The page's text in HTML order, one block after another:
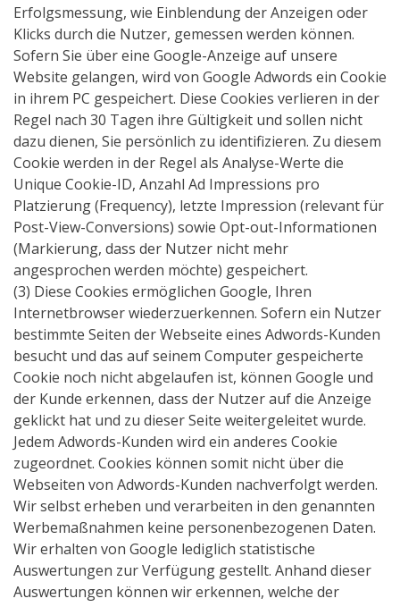
Erfolgsmessung, wie Einblendung der Anzeigen oder
Klicks durch die Nutzer, gemessen werden können.
Sofern Sie über eine Google-Anzeige auf unsere
Website gelangen, wird von Google Adwords ein Cookie
in ihrem PC gespeichert. Diese Cookies verlieren in der
Regel nach 30 Tagen ihre Gültigkeit und sollen nicht
dazu dienen, Sie persönlich zu identifizieren. Zu diesem
Cookie werden in der Regel als Analyse-Werte die
Unique Cookie-ID, Anzahl Ad Impressions pro
Platzierung (Frequency), letzte Impression (relevant für
Post-View-Conversions) sowie Opt-out-Informationen
(Markierung, dass der Nutzer nicht mehr
angesprochen werden möchte) gespeichert.
(3) Diese Cookies ermöglichen Google, Ihren
Internetbrowser wiederzuerkennen. Sofern ein Nutzer
bestimmte Seiten der Webseite eines Adwords-Kunden
besucht und das auf seinem Computer gespeicherte
Cookie noch nicht abgelaufen ist, können Google und
der Kunde erkennen, dass der Nutzer auf die Anzeige
geklickt hat und zu dieser Seite weitergeleitet wurde.
Jedem Adwords-Kunden wird ein anderes Cookie
zugeordnet. Cookies können somit nicht über die
Webseiten von Adwords-Kunden nachverfolgt werden.
Wir selbst erheben und verarbeiten in den genannten
Werbemaßnahmen keine personenbezogenen Daten.
Wir erhalten von Google lediglich statistische
Auswertungen zur Verfügung gestellt. Anhand dieser
Auswertungen können wir erkennen, welche der